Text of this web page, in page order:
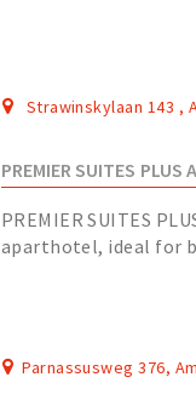
Strawinskylaan 143 ,
PREMIER SUITES PLUS
PREMIER SUITES
aparthotel, ideal for
Parnassusweg 376,